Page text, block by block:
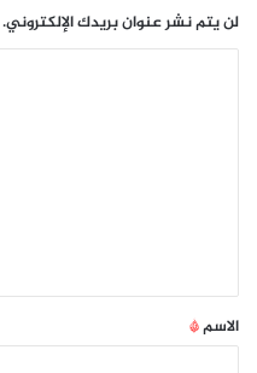
لن يتم نشر عنوان بريدك الإلكتروني.
*
الاسم*